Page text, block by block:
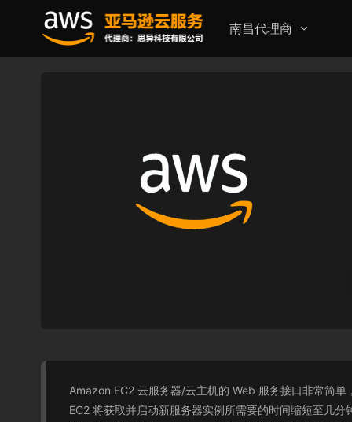
南昌代理商
Amazon EC2 云服务器/云主机的 Web 服务接口非常简
EC2 将获取并启动新服务器实例所需要的时间缩短至几